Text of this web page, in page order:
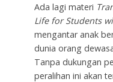
Ada lagi materi
Life for Students
mengantar anak
dunia orang
Tanpa dukungan
peralihan ini akan